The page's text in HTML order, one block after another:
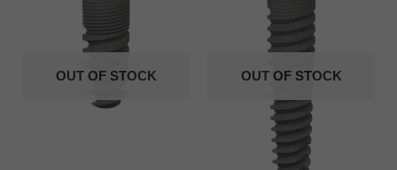
OUT OF STOCK OUT OF STOCK